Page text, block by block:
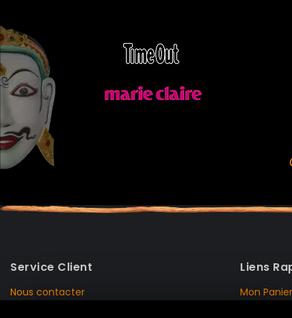
Service Client
Nous contacter
Liens
Mon Panier